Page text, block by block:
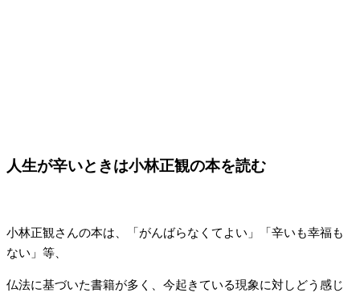
人生が辛いときは小林正観の本を読む
小林正観さんの本は、「がんばらなくてよい」「辛いも幸福も
ない」等、
仏法に基づいた書籍が多く、今起きている現象に対しどう感じ